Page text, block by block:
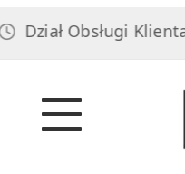
Obsługi Klienta: pn-